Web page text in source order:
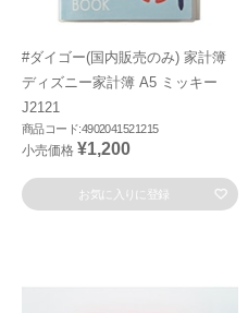
#ダイゴー(国内販売のみ) 家計簿
ディズニー家計簿 A5 ミッキー
J2121
商品コード:4902041521215
小売価格 ¥1,200
お気に入りに登録